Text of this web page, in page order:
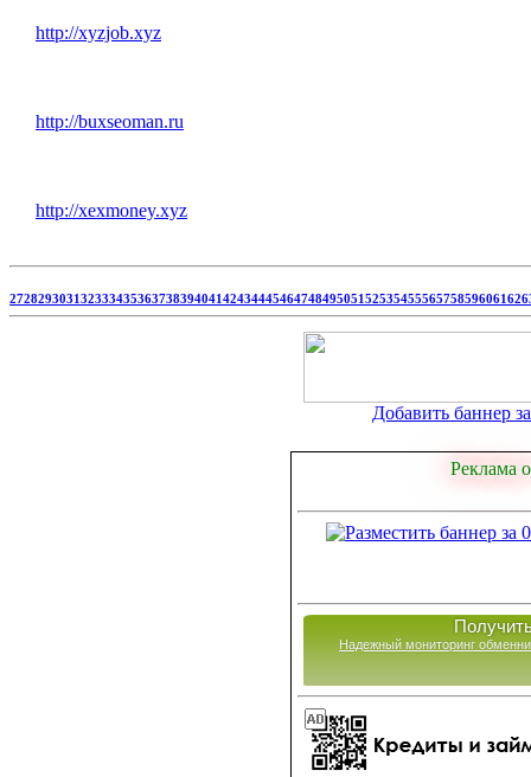
http://xyzjob.xyz
http://buxseoman.ru
http://xexmoney.xyz
272829303132333435363738394041424344454647484950515253545556575859606162
Добавить баннер
Реклама
Надежный мониторинг